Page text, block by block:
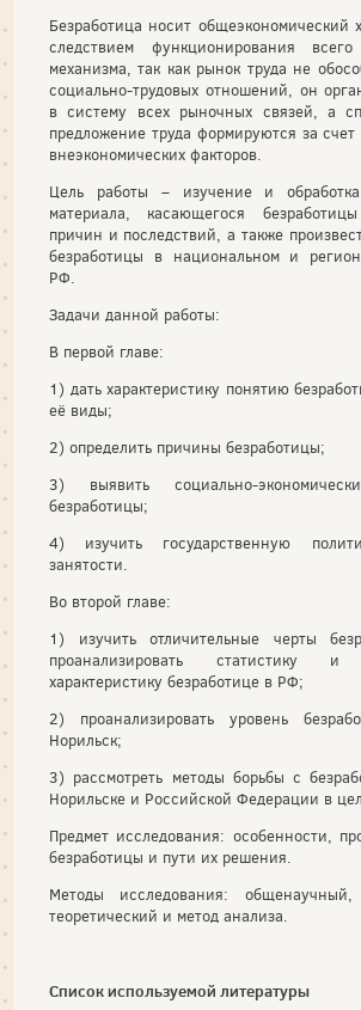
Безработица носит общеэкономический
следствием функционирования всего
механизма, так как рынок труда не
социально-трудовых отношений, он
в систему всех рыночных связей, а
предложение труда формируются за счет
внеэкономических факторов.
Цель работы – изучение и обработка
материала, касающегося
причин и последствий, а также
безработицы в национальном и
РФ.
Задачи данной работы:
В первой главе:
1) дать характеристику понятию
её виды;
2) определить причины безработицы;
3) выявить социально-
безработицы;
4) изучить государственную
занятости.
Во второй главе:
1) изучить отличительные черты
проанализировать статистику
характеристику безработице в РФ;
2) проанализировать уровень
Норильск;
3) рассмотреть методы борьбы с
Норильске и Российской Федерации в
Предмет исследования: особенности,
безработицы и пути их решения.
Методы исследования: общенаучный,
теоретический и метод анализа.
Список используемой литературы